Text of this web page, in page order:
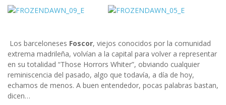
Los barceloneses Foscor, viejos conocidos por la comunidad
extrema madrileña, volvían a la capital para volver a representar
en su totalidad “Those Horrors Whiter”, obviando cualquier
reminiscencia del pasado, algo que todavía, a día de hoy,
echamos de menos. A buen entendedor, pocas palabras bastan,
dicen…